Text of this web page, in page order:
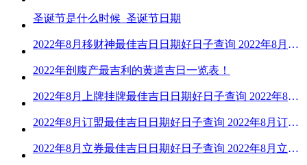
圣诞节是什么时候_圣诞节日期
2022年8月移财神最佳吉日日期好日子查询 2022年8月移财神吉日一览
2022年剖腹产最吉利的黄道吉日一览表！
2022年8月上牌挂牌最佳吉日日期好日子查询 2022年8月上牌吉日精选
2022年8月订盟最佳吉日日期好日子查询 2022年8月订盟黄道吉日一览
2022年8月立券最佳吉日日期好日子查询 2022年8月立券的黄道吉日一览